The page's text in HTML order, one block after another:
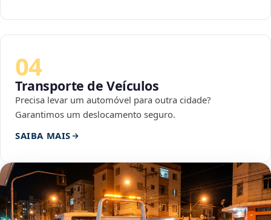
04
Transporte de Veículos
Precisa levar um automóvel para outra cidade?
Garantimos um deslocamento seguro.
SAIBA MAIS